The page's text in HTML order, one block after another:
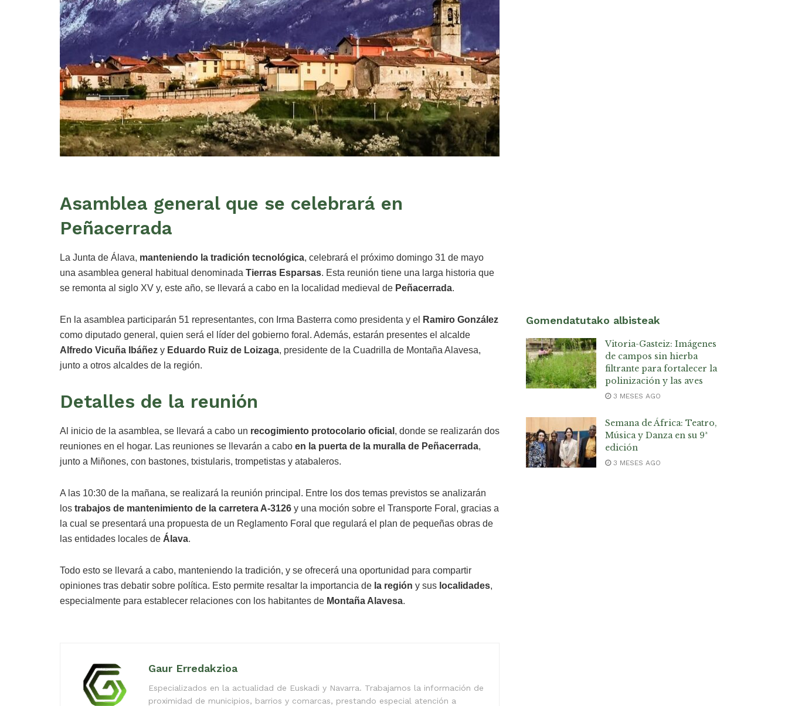
Asamblea general que se celebrará en
Peñacerrada
La Junta de Álava, manteniendo la tradición tecnológica, celebrará el próximo domingo 31 de mayo
una asamblea general habitual denominada Tierras Esparsas. Esta reunión tiene una larga historia que
se remonta al siglo XV y, este año, se llevará a cabo en la localidad medieval de Peñacerrada.
En la asamblea participarán 51 representantes, con Irma Basterra como presidenta y el
Ramiro González
como diputado general, quien será el líder del gobierno foral. Además, estarán presentes el alcalde
Alfredo Vicuña Ibáñez y Eduardo Ruiz de Loizaga, presidente de la Cuadrilla de Montaña Alavesa,
junto a otros alcaldes de la región.
Detalles de la reunión
Al inicio de la asamblea, se llevará a cabo un recogimiento protocolario oficial , donde se realizarán dos
reuniones en el hogar. Las reuniones se llevarán a cabo en la puerta de la muralla de Peñacerrada,
junto a Miñones, con bastones, txistularis, trompetistas y atabaleros.
A las 10:30 de la mañana, se realizará la reunión principal. Entre los dos temas previstos se analizarán
los trabajos de mantenimiento de la carretera A-3126 y una moción sobre el Transporte Foral, gracias a
la cual se presentará una propuesta de un Reglamento Foral que regulará el plan de pequeñas obras de
las entidades locales de Álava.
Todo esto se llevará a cabo, manteniendo la tradición, y se ofrecerá una oportunidad para compartir
opiniones tras debatir sobre política. Esto permite resaltar la importancia de la región y sus localidades,
especialmente para establecer relaciones con los habitantes de Montaña Alavesa.
Gaur Erredakzioa
Especializados en la actualidad de Euskadi y Navarra. Trabajamos la información de
proximidad de municipios, barrios y comarcas, prestando especial atención a
Gomendatutako albisteak
Vitoria-Gasteiz: Imágenes
de campos sin hierba
filtrante para fortalecer la
polinización y las aves
3 MESES AGO
Semana de África: Teatro,
Música y Danza en su 9ª
edición
3 MESES AGO